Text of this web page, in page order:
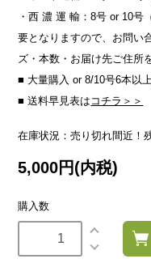
・西 濃 運 輸：8号 or 10号
要となりますので、お問い
ズ・本数・お届け先ご住所
■ 大量購入 or 8/10号6本以
■ 送料早見表は コチラ＞＞
在庫状況：売り切れ間近！
5,000円(内税)
購入数